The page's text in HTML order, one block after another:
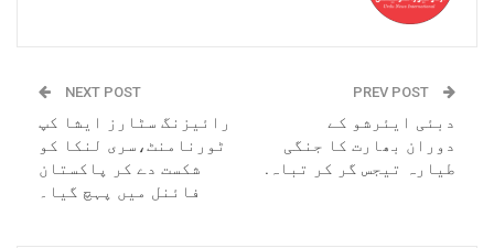
دبئی ایئرشو کے
دوران بھارت کا جنگی
طیارہ تیجس گر کر تباہ.
NEXT POST
رائیزنگ سٹارز ایشا کپ
ٹورنامنٹ،سری لنکا کو
شکست دے کر پاکستان
فائنل میں پہچ گیا۔